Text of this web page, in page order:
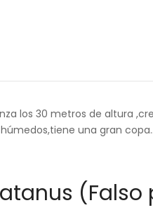
los 30 metros de altura
una gran
(Falso